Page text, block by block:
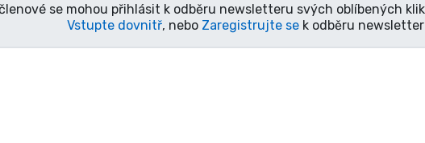
se mohou přihlásit k odběru newsletteru svých oblíbených
Vstupte dovnitř, nebo Zaregistrujte sek odběru